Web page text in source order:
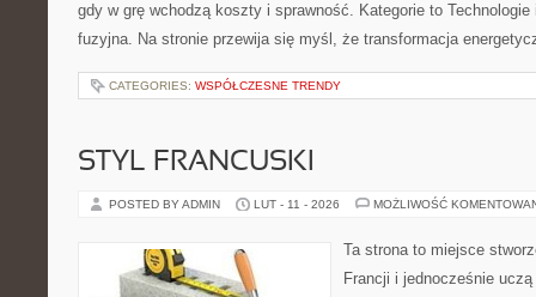
gdy w grę wchodzą koszty i sprawność. Kategorie to Technologie
fuzyjna. Na stronie przewija się myśl, że transformacja
CATEGORIES: WSPÓŁCZESNE TRENDY
STYL FRANCUSKI
POSTED BY ADMIN LUT - 11 - 2026 MOŻLIWOŚĆ
Ta strona to miejsce
Francji i jednocześnie